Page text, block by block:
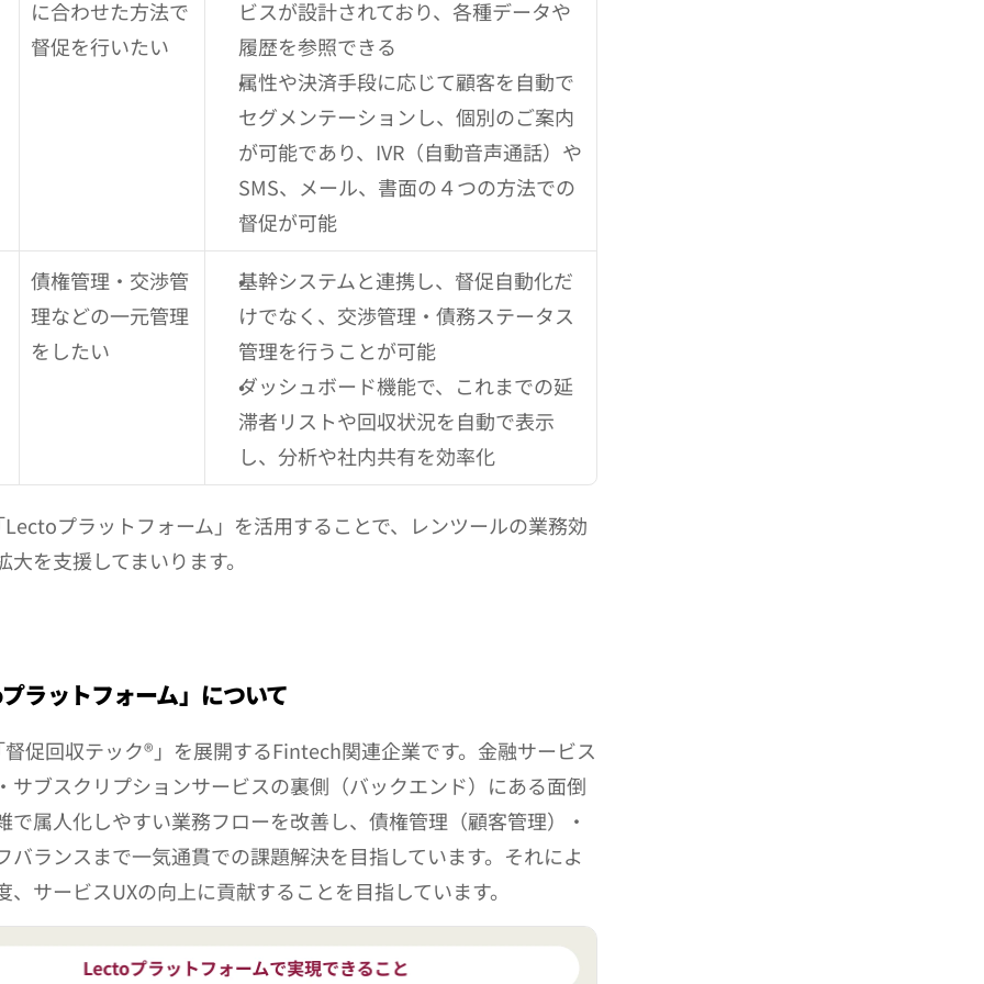
に合わせた方法で
督促を行いたい
ビスが設計されており、各種データや
履歴を参照できる
属性や決済手段に応じて顧客を自動で
セグメンテーションし、個別のご案内
が可能であり、IVR（自動音声通話）や
SMS、メール、書面の４つの方法での
督促が可能
債権管理・交渉管
理などの一元管理
をしたい
基幹システムと連携し、督促自動化だ
けでなく、交渉管理・債務ステータス
管理を行うことが可能
ダッシュボード機能で、これまでの延
滞者リストや回収状況を自動で表示
し、分析や社内共有を効率化
プラットフォーム」を活用することで、レンツールの業務効
大を支援してまいります。
ラットフォーム」について
促回収テック®」を展開するFintech関連企業です。金融サービス
サブスクリプションサービスの裏側（バックエンド）にある面倒
で属人化しやすい業務フローを改善し、債権管理（顧客管理）・
バランスまで一気通貫での課題解決を目指しています。それによ
、サービスUXの向上に貢献することを目指しています。